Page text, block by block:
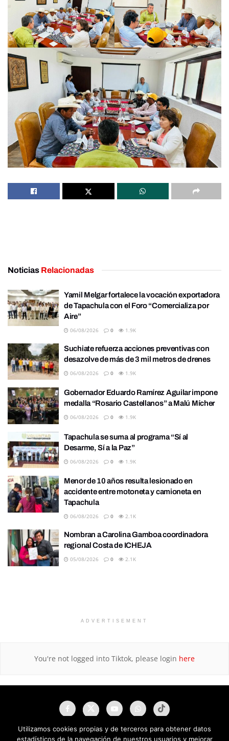
Noticias Relacionadas
Yamil Melgar fortalece la vocación exportadora
de Tapachula con el Foro “Comercializa por
Aire”
06/08/2026 0 1.9K
Suchiate refuerza acciones preventivas con
desazolve de más de 3 mil metros de drenes
06/08/2026 0 1.9K
Gobernador Eduardo Ramírez Aguilar impone
medalla “Rosario Castellanos” a Malú Mícher
06/08/2026 0 1.9K
Tapachula se suma al programa “Sí al
Desarme, Sí a la Paz”
06/08/2026 0 1.9K
Menor de 10 años resulta lesionado en
accidente entre motoneta y camioneta en
Tapachula
06/08/2026 0 2.1K
Nombran a Carolina Gamboa coordinadora
regional Costa de ICHEJA
05/08/2026 0 2.1K
ADVERTISEMENT
You're not logged into Tiktok, please login here
Utilizamos cookies propias y de terceros para obtener datos
estadísticos de la navegación de nuestros usuarios y mejorar